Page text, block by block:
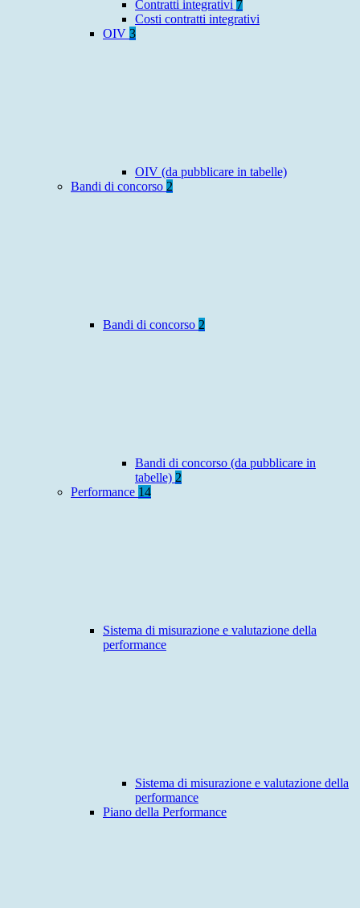
Contratti integrativi 7
Costi contratti integrativi
OIV 3
OIV (da pubblicare in tabelle)
Bandi di concorso 2
Bandi di concorso 2
Bandi di concorso (da pubblicare in
tabelle) 2
Performance 14
Sistema di misurazione e valutazione della
performance
Sistema di misurazione e valutazione della
performance
Piano della Performance